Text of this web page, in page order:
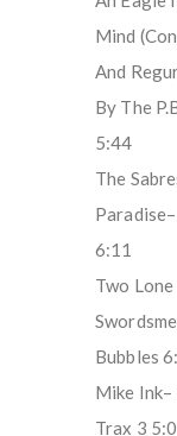
Mind
And
By The
5:44
The
6:11
Two Lone
Bubbles
Mike Ink–
Trax 3